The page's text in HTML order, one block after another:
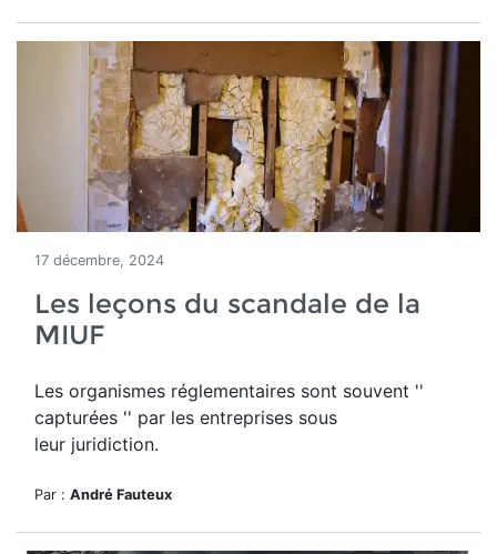
17 décembre, 2024
Les leçons du scandale de la
MIUF
Les organismes réglementaires sont souvent ''
capturées '' par les entreprises sous
leur juridiction.
Par : André Fauteux